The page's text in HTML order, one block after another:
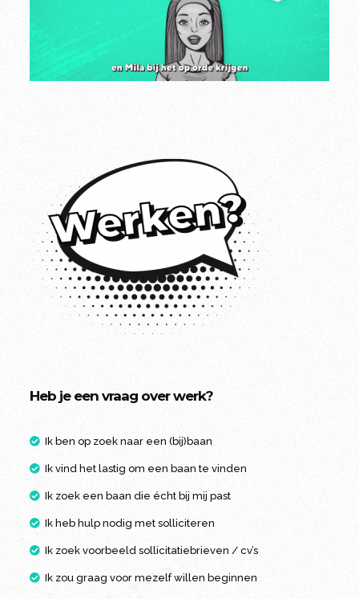
Heb je een vraag over werk?
Ik ben op zoek naar een (bij)baan
Ik vind het lastig om een baan te vinden
Ik zoek een baan die écht bij mij past
Ik heb hulp nodig met solliciteren
Ik zoek voorbeeld sollicitatiebrieven / cv’s
Ik zou graag voor mezelf willen beginnen